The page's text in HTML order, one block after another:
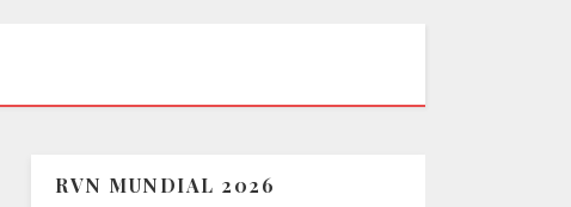
RVN MUNDIAL 2026